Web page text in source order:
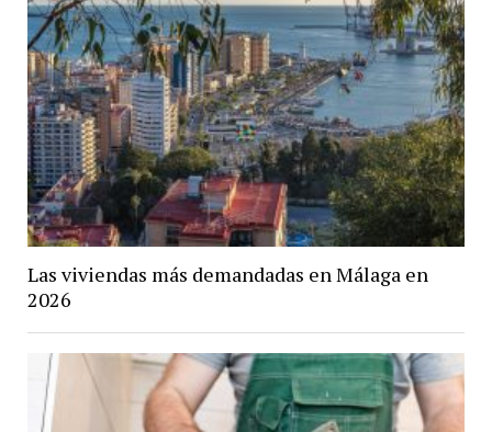
Las viviendas más demandadas en Málaga en
2026